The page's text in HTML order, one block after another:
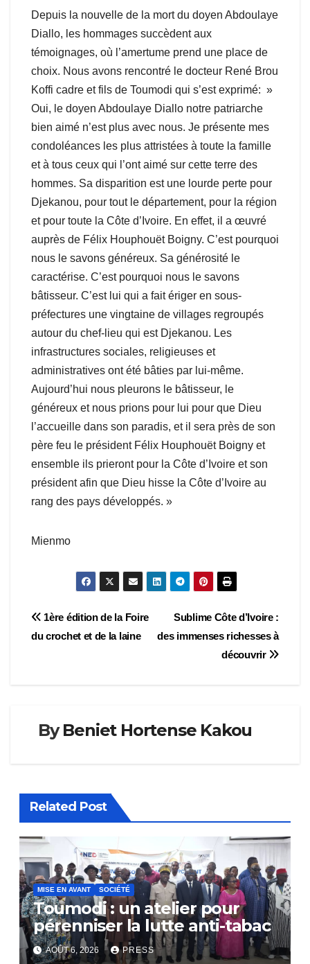
Depuis la nouvelle de la mort du doyen Abdoulaye
Diallo, les hommages succèdent aux
témoignages, où l’amertume prend une place de
choix. Nous avons rencontré le docteur René Brou
Koffi cadre et fils de Toumodi qui s’est exprimé: »
Oui, le doyen Abdoulaye Diallo notre patriarche
bien aimé n’est plus avec nous. Je présente mes
condoléances les plus attristées à toute la famille
et à tous ceux qui l’ont aimé sur cette terre des
hommes. Sa disparition est une lourde perte pour
Djekanou, pour tout le département, pour la région
et pour toute la Côte d’Ivoire. En effet, il a œuvré
auprès de Félix Houphouët Boigny. C’est pourquoi
nous le savons généreux. Sa générosité le
caractérise. C’est pourquoi nous le savons
bâtisseur. C’est lui qui a fait ériger en sous-
préfectures une vingtaine de villages regroupés
autour du chef-lieu qui est Djekanou. Les
infrastructures sociales, religieuses et
administratives ont été bâties par lui-même.
Aujourd’hui nous pleurons le bâtisseur, le
généreux et nous prions pour lui pour que Dieu
l’accueille dans son paradis, et il sera près de son
père feu le président Félix Houphouët Boigny et
ensemble ils prieront pour la Côte d’Ivoire et son
président afin que Dieu hisse la Côte d’Ivoire au
rang des pays développés. »
Mienmo
Navigation
Sublime Côte d’Ivoire :
des immenses richesses à
découvrir
1ère édition de la Foire
du crochet et de la laine
ByBeniet Hortense Kakou
Related Post
MISE EN AVANT SOCIÉTÉ
Toumodi : un atelier pour
pérenniser la lutte anti-tabac
AOÛT 6, 2026 PRESS